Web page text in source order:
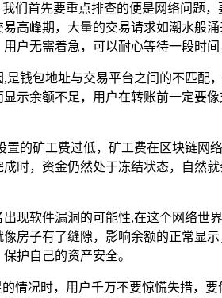
们首先要重点排查的便是网络问题
高峰期，大量的交易请求如潮水般
户无需着急，可以耐心等待一段时
是钱包地址与交易平台之间的不匹
示余额不足，用户在转账前一定要
的矿工费过低，矿工费在区块链网
时，资金仍然处于冻结状态，自然
现软件漏洞的可能性,在这个网络
房子有了缝隙，影响余额的正常显
护自己的资产安全。
情况时，用户千万不要惊慌失措，